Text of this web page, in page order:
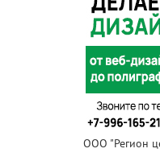
ООО "Регион